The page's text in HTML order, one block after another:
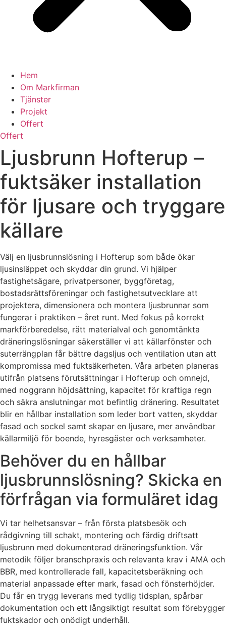
Hem
Om Markfirman
Tjänster
Projekt
Offert
Offert
Ljusbrunn Hofterup –
fuktsäker installation
för ljusare och tryggare
källare
Välj en ljusbrunnslösning i Hofterup som både ökar
ljusinsläppet och skyddar din grund. Vi hjälper
fastighetsägare, privatpersoner, byggföretag,
bostadsrättsföreningar och fastighetsutvecklare att
projektera, dimensionera och montera ljusbrunnar som
fungerar i praktiken – året runt. Med fokus på korrekt
markförberedelse, rätt materialval och genomtänkta
dräneringslösningar säkerställer vi att källarfönster och
suterrängplan får bättre dagsljus och ventilation utan att
kompromissa med fuktsäkerheten. Våra arbeten planeras
utifrån platsens förutsättningar i Hofterup och omnejd,
med noggrann höjdsättning, kapacitet för kraftiga regn
och säkra anslutningar mot befintlig dränering. Resultatet
blir en hållbar installation som leder bort vatten, skyddar
fasad och sockel samt skapar en ljusare, mer användbar
källarmiljö för boende, hyresgäster och verksamheter.
Behöver du en hållbar
ljusbrunnslösning? Skicka en
förfrågan via formuläret idag
Vi tar helhetsansvar – från första platsbesök och
rådgivning till schakt, montering och färdig driftsatt
ljusbrunn med dokumenterad dräneringsfunktion. Vår
metodik följer branschpraxis och relevanta krav i AMA och
BBR, med kontrollerade fall, kapacitetsberäkning och
material anpassade efter mark, fasad och fönsterhöjder.
Du får en trygg leverans med tydlig tidsplan, spårbar
dokumentation och ett långsiktigt resultat som förebygger
fuktskador och onödigt underhåll.